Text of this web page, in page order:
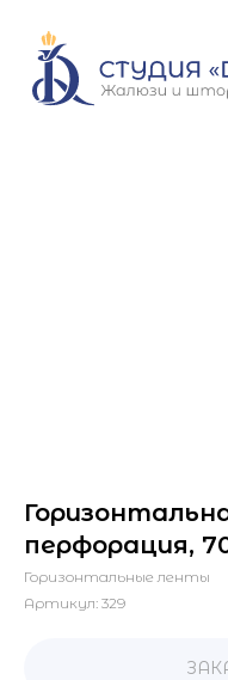
перфорация,
Горизонтальные ленты
Артикул: 329